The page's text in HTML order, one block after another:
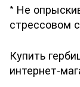
* Не
стрессовом
Купить
интернет-